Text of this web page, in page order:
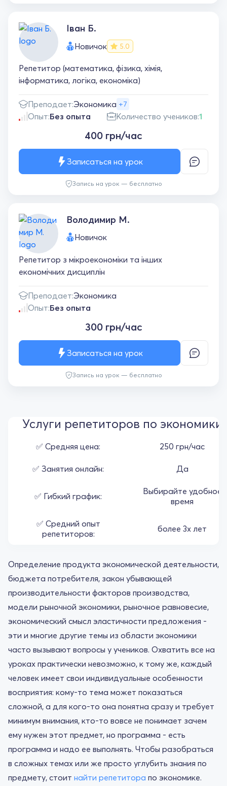
Іван Б.
Новичок 5.0
Репетитор (математика, фізика, хімія,
інформатика, логіка, економіка)
Преподает:Экономика +7
Опыт:Без опыта Количество учеников:1
400 грн/час
Запись на урок — бесплатно
Записаться на урок
Володимир М.
Новичок
Репетитор з мікроекономіки та інших
економічних дисциплін
Преподает:Экономика
Опыт:Без опыта
300 грн/час
Запись на урок — бесплатно
Записаться на урок
Услуги репетиторов по экономики
✅ Средняя цена: 250 грн/час
✅ Занятия онлайн: Да
✅ Гибкий график:
Выбирайте удобное
время
✅ Средний опыт
репетиторов:
более 3х лет
Определение продукта экономической деятельности,
бюджета потребителя, закон убывающей
производительности факторов производства,
модели рыночной экономики, рыночное равновесие,
экономический смысл эластичности предложения -
эти и многие другие темы из области экономики
часто вызывают вопросы у учеников. Охватить все на
уроках практически невозможно, к тому же, каждый
человек имеет свои индивидуальные особенности
восприятия: кому-то тема может показаться
сложной, а для кого-то она понятна сразу и требует
минимум внимания, кто-то вовсе не понимает зачем
ему нужен этот предмет, но программа - есть
программа и надо ее выполнять. Чтобы разобраться
в сложных темах или же просто углубить знания по
предмету, стоит найти репетитора по экономике.